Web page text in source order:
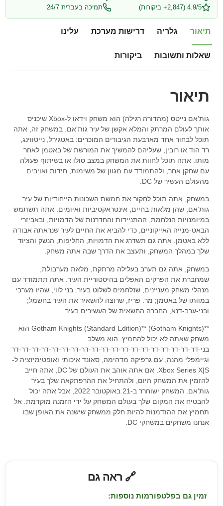
4.9/5 (2,847+ ביקורות)
תמיכה בעברית 24/7
תיאור גלריה דרישות מערכת עלינו
שאלות ותשובות ביקורות
תיאור
גות’אם נייטס (מהדורה רגילה) הוא משחק וידאו ל-Xbox שיכניס
אותך לעולם המרתק והמלא אקשן של עיר גות’אם. במשחק זה, אתה
תוכל לבחור אחד מארבעת הגיבורים המוכרים: באטגירל, נייטווינג,
רד הוד או רובין, שעליהם להמשיך את המורשת של באטמן לאחר
מותו. אתה תוכל לחוות את המשחק במצב סולו או בשיתוף פעולה
עם שחקן אחר, ולהתמודד עם מגוון של משימות, חידות ואויבים
מהעולם העשיר של DC.
במשחק, אתה תוכל לחקור את חמשת השכונות הייחודיות של עיר
גות’אם, שהן מלאות בחיים, אינטראקטיביות ואיומים. אתה תשתמש
במיומנויות הנלחמת, ההתניידות והחדרנות של הדמויות, ובאביזרי
הבאט-מנייה האייקוניים, כדי להביא את החיים לעיר שנראתה אבודה
ללא באטמן. אתה גם תשדרג את הדמויות, החליפות, הנשק והציוד
שלך במהלך המשחק, ותעצב את הדרך שבה אתה משחק.
במשחק, אתה גם תערב בעלילה מרתקת, מלאת מערבולת,
שמחברת את הפרקים האפלים בהיסטוריית העיר. אתה תתמודד עם
מנהלי משחק מעניינים, שנלחמים לשלוט בעיר. בני לווי, שהיו מערבי
במוותו של באטמן; מר. פריז, שרוצה להשאיר את העיר בחשמל;
ובני-ערב-דנא, החברה החשאית של העשירים בעיר.
**Gotham Knights (Standard Edition)** (Gotham Knights) הוא
משחק שאתה לא יכול להחמיץ. הוא משלב
בני-דר-דר-דר-דר-דר-דר-דר-דר-דר-דר-דר-דר-דר-דר-דר-דר-דר-דר-דר
וגיימפלי מהנה, עם גרפיקה מדהימה, סאונד איכותי ואופטימיזציה ל-
Xbox Series X|S. אם אתה אוהב את העולם של DC, אתה חייב
להזמין את המשחק היום, ולהתחיל את ההרפתקאה שלך בעיר
גות’אם. המשחק ישוחרר ב-21 באוקטובר 2022, אבל אתה יכול
להבטיח את המקום שלך בעולם המשחק על ידי הזמנה מוקדמת. אל
תחמיץ את ההזדמנות להיות חלק ממשחק שישנה את האופן שבו
אנחנו משחקים במשחקי DC.
🔗 ראה גם
זמין גם בפלטפורמות נוספות: